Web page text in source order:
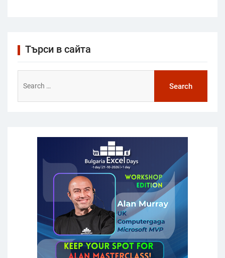
Търси в сайта
for: